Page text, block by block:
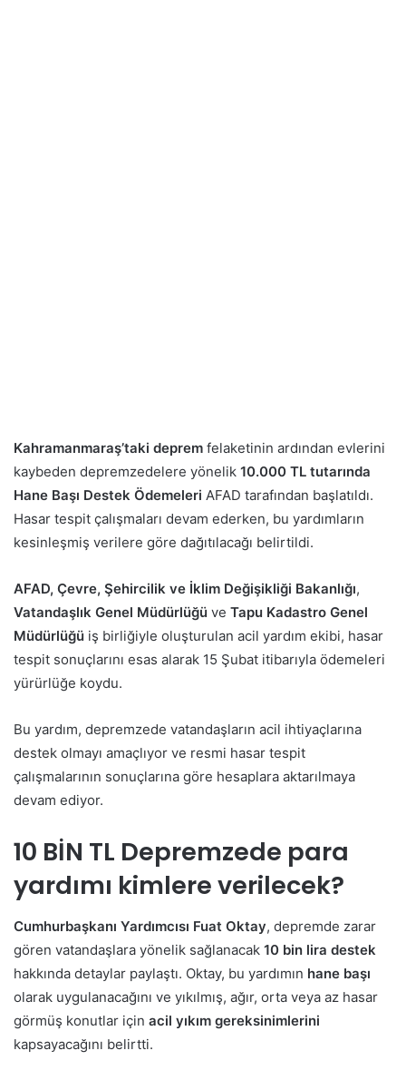
Kahramanmaraş’taki deprem felaketinin ardından evlerini
kaybeden depremzedelere yönelik 10.000 TL tutarında
Hane Başı Destek Ödemeleri AFAD tarafından başlatıldı.
Hasar tespit çalışmaları devam ederken, bu yardımların
kesinleşmiş verilere göre dağıtılacağı belirtildi.
AFAD, Çevre, Şehircilik ve İklim Değişikliği Bakanlığı,
Vatandaşlık Genel Müdürlüğü ve Tapu Kadastro Genel
Müdürlüğü iş birliğiyle oluşturulan acil yardım ekibi, hasar
tespit sonuçlarını esas alarak 15 Şubat itibarıyla ödemeleri
yürürlüğe koydu.
Bu yardım, depremzede vatandaşların acil ihtiyaçlarına
destek olmayı amaçlıyor ve resmi hasar tespit
çalışmalarının sonuçlarına göre hesaplara aktarılmaya
devam ediyor.
10 BİN TL Depremzede para
yardımı kimlere verilecek?
Cumhurbaşkanı Yardımcısı Fuat Oktay, depremde zarar
gören vatandaşlara yönelik sağlanacak 10 bin lira destek
hakkında detaylar paylaştı. Oktay, bu yardımın hane başı
olarak uygulanacağını ve yıkılmış, ağır, orta veya az hasar
görmüş konutlar için acil yıkım gereksinimlerini
kapsayacağını belirtti.